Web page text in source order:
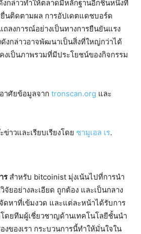
งกล่าวทำให้ตลาดมีหลักฐานอีกชิ้นหนึ่งที่
นติดตามผล การอัปเดตแดชบอร์ด
ลงการณ์อย่างเป็นทางการยืนยันแรง
งกล่าวอาจพัฒนาเป็นสิ่งที่ใหญ่กว่าได้
งเป็นภาพรวมที่มีประโยชน์ของกิจกรรม
าศัยข้อมูลจาก tronscan.org และ
าวและเรียบเรียงโดย ซามูเอล เร.
รสำหรับ bitcoinist มุ่งเน้นไปที่การนำ
จัยอย่างละเอียด ถูกต้อง และเป็นกลาง
ดหาที่เข้มงวด และแต่ละหน้าได้รับการ
ดยทีมผู้เชี่ยวชาญด้านเทคโนโลยีชั้นนำ
ของเรา กระบวนการนี้ทำให้มั่นใจใน